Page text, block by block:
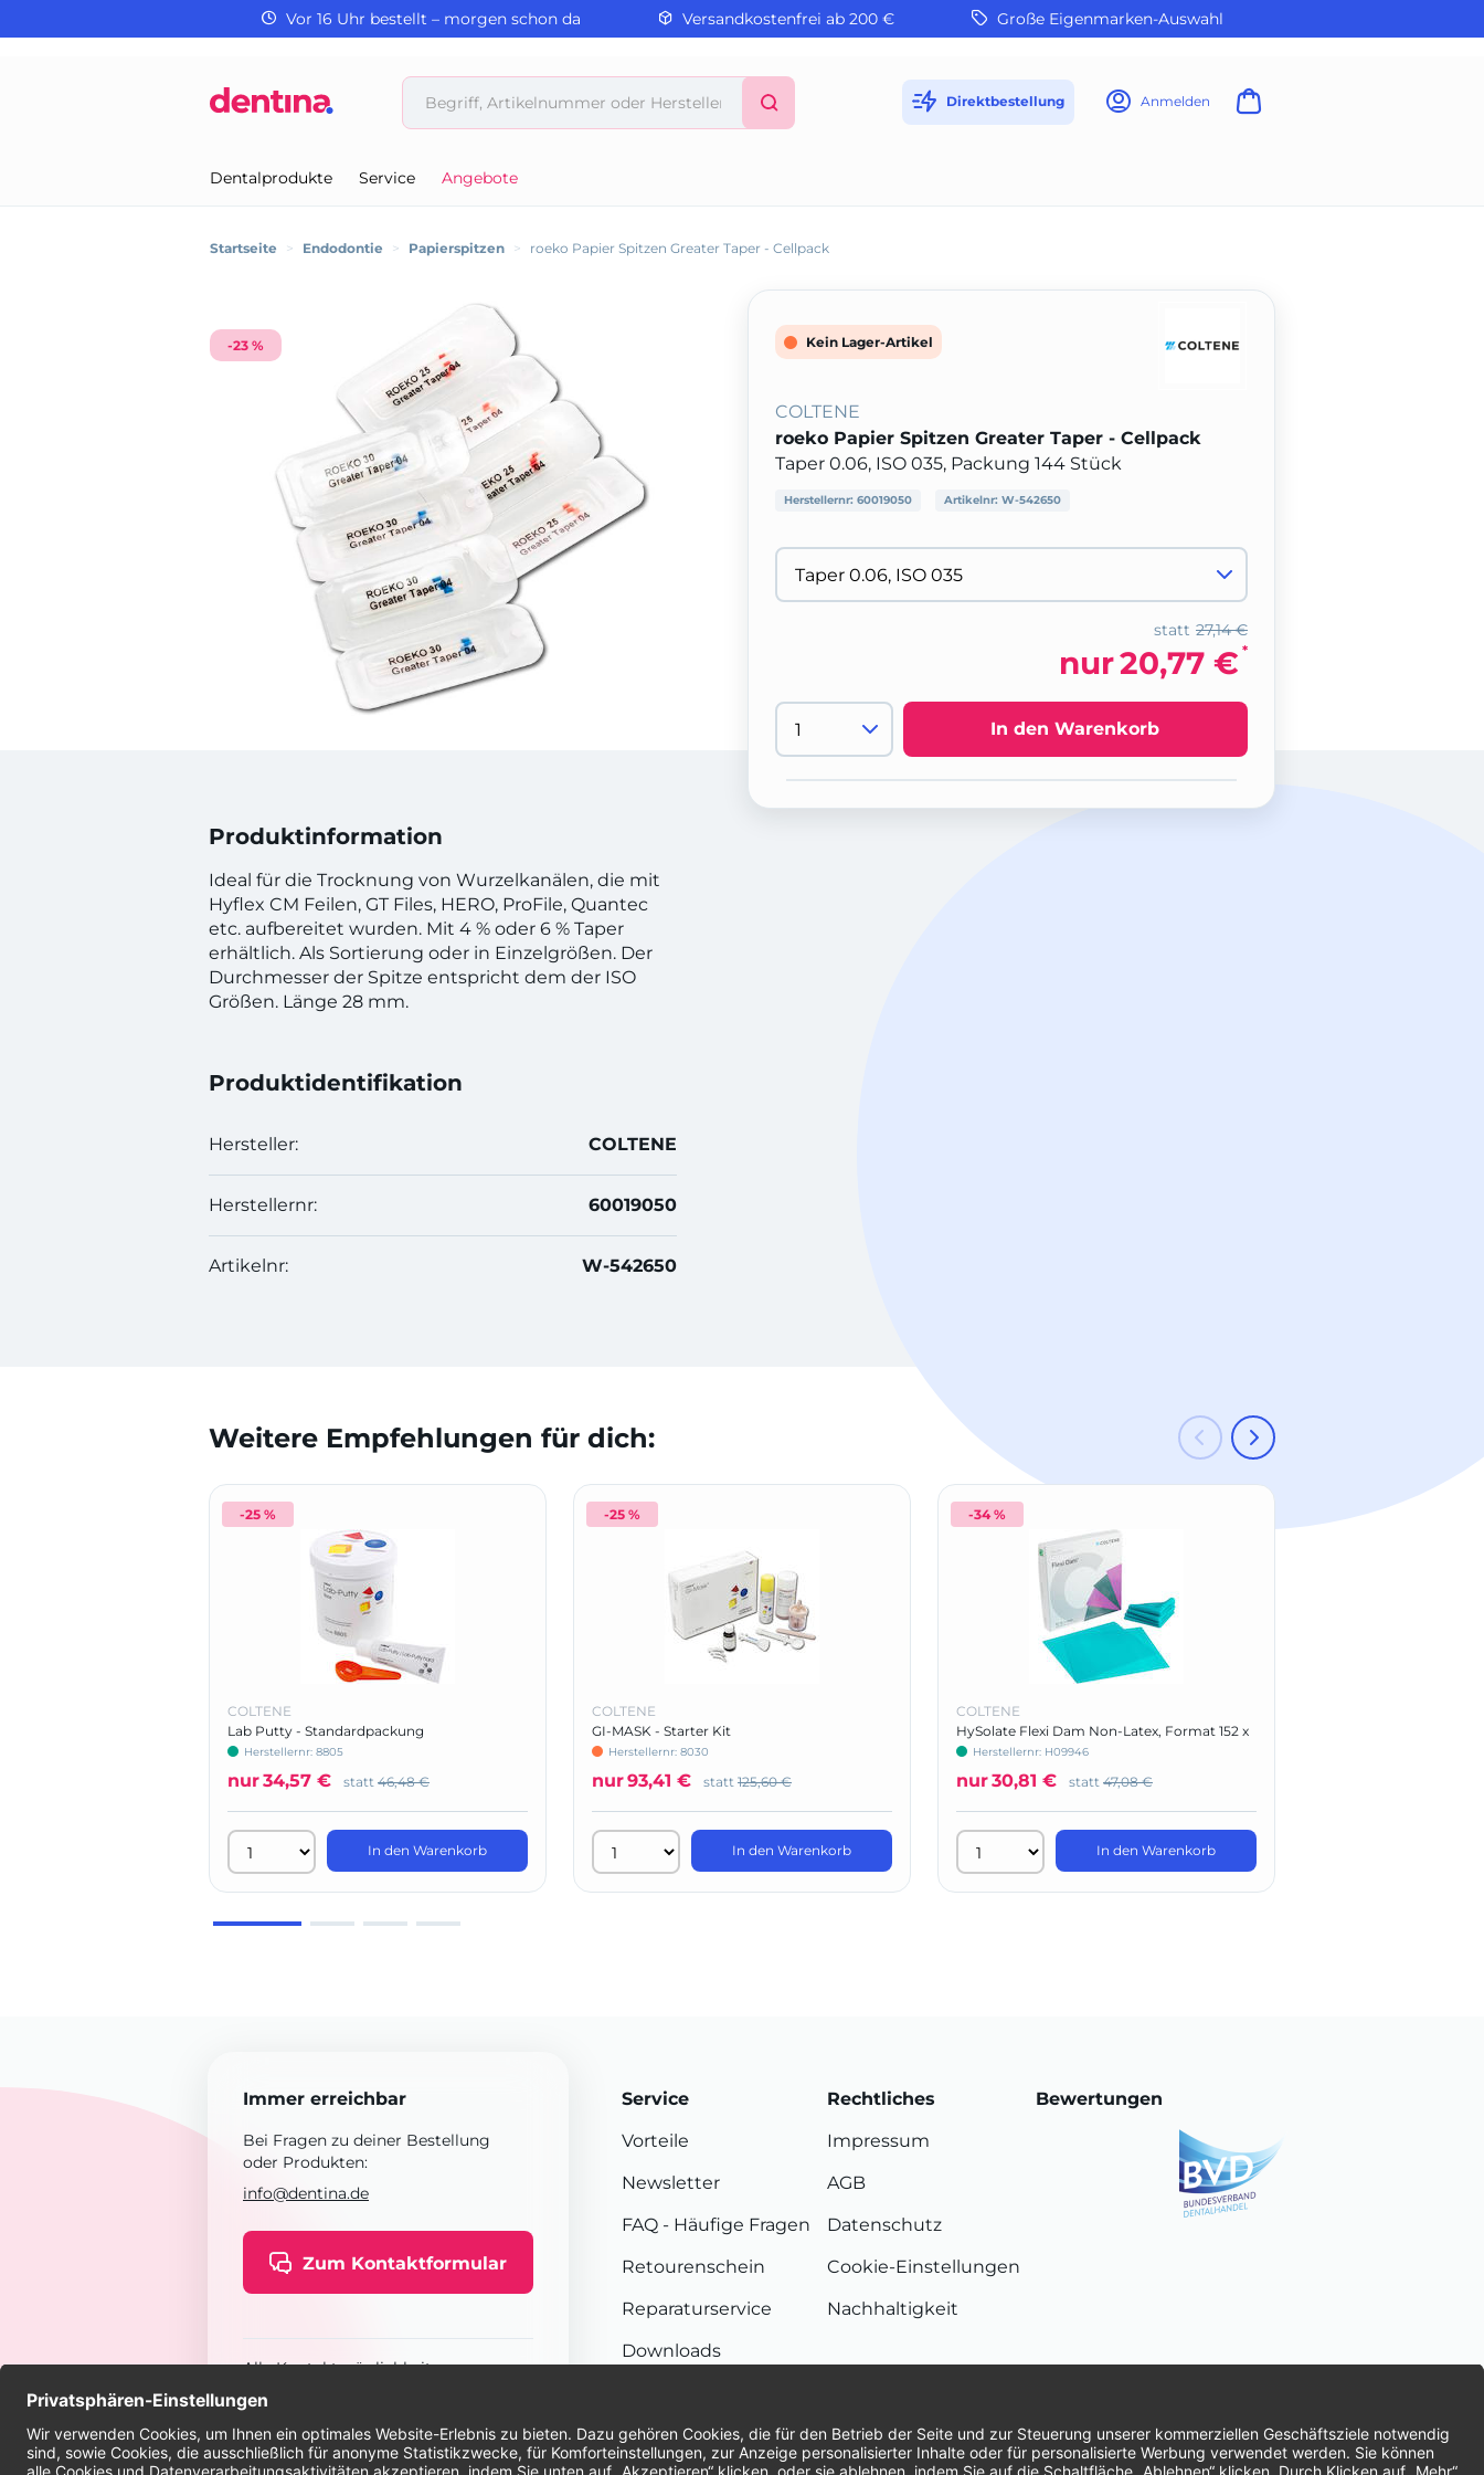
Vor 16 Uhr bestellt – morgen schon da Versandkostenfrei ab 200 € Große Eigenmarken-Auswahl
Direktbestellung Anmelden
Dentalprodukte Service Angebote
Startseite > Endodontie > Papierspitzen > roeko Papier Spitzen Greater Taper - Cellpack
-23 %
Produktinformation
Ideal für die Trocknung von Wurzelkanälen, die mit
Hyflex CM Feilen, GT Files, HERO, ProFile, Quantec
etc. aufbereitet wurden. Mit 4 % oder 6 % Taper
erhältlich. Als Sortierung oder in Einzelgrößen. Der
Durchmesser der Spitze entspricht dem der ISO
Größen. Länge 28 mm.
Produktidentifikation
Hersteller: COLTENE
Herstellernr: 60019050
Artikelnr: W-542650
Kein Lager-Artikel
COLTENE
roeko Papier Spitzen Greater Taper - Cellpack
Taper 0.06, ISO 035, Packung 144 Stück
Herstellernr: 60019050 Artikelnr: W-542650
27,14 €
statt
nur20,77 € *
In den Warenkorb
Weitere Empfehlungen für dich:
-25 %
COLTENE
Lab Putty - Standardpackung
Herstellernr: 8805
nur34,57 € statt 46,48 €
In den Warenkorb
-25 %
COLTENE
GI-MASK - Starter Kit
Herstellernr: 8030
nur93,41 € statt 125,60 €
In den Warenkorb
-34 %
COLTENE
HySolate Flexi Dam Non-Latex, Format 152 x
152 mm
Herstellernr: H09946
nur30,81 € statt 47,08 €
In den Warenkorb
-24 %
Immer erreichbar
Bei Fragen zu deiner Bestellung
oder Produkten:
info@dentina.de
Zum Kontaktformular
Alle Kontaktmöglichkeiten
Service
Vorteile
Newsletter
FAQ - Häufige Fragen
Retourenschein
Reparaturservice
Downloads
Rechtliches
Impressum
AGB
Datenschutz
Cookie-Einstellungen
Nachhaltigkeit
Bewertungen